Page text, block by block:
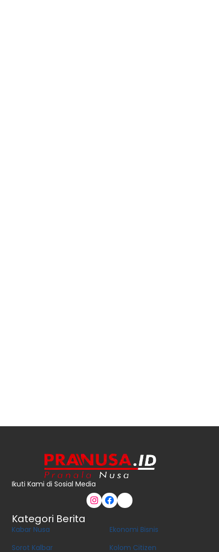
Ikuti Kami di Sosial Media
Kategori Berita
Kabar Nusa
Sorot Kalbar
Ekonomi Bisnis
Kolom Citizen